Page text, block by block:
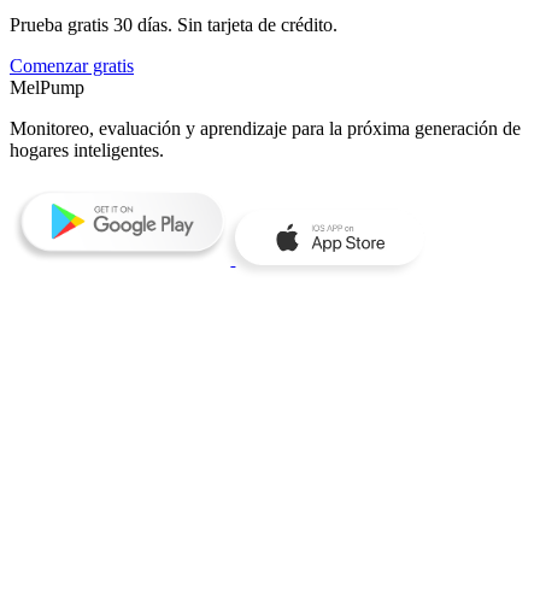
Prueba gratis 30 días. Sin tarjeta de crédito.
Comenzar gratis
MelPump
Monitoreo, evaluación y aprendizaje para la próxima generación de
hogares inteligentes.